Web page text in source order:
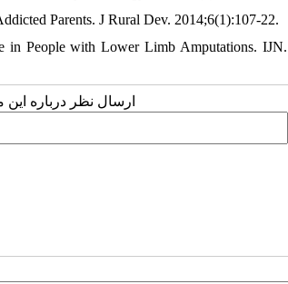
Parents. J Rural Dev. 2014;6(1):107-22.
People with Lower Limb Amputations. IJN.
ارسال نظر درباره